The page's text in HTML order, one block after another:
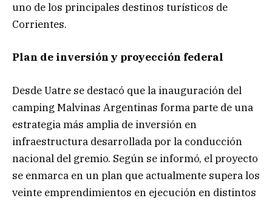
uno de los principales destinos turísticos de
Corrientes.
Plan de inversión y proyección federal
Desde Uatre se destacó que la inauguración del
camping Malvinas Argentinas forma parte de una
estrategia más amplia de inversión en
infraestructura desarrollada por la conducción
nacional del gremio. Según se informó, el proyecto
se enmarca en un plan que actualmente supera los
veinte emprendimientos en ejecución en distintos